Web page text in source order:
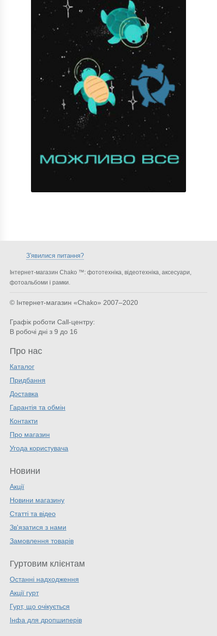
З'явилися питання?
Інтернет-магазин Chako ™: фототехніка, відеотехніка, аксесуари,
фотоальбоми і рамки.
© Інтернет-магазин «Chako» 2007–2020
Графік роботи Call-центру:
В робочі дні з 9 до 16
Про нас
Каталог
Придбання
Доставка
Гарантія та обмін
Контакти
Про магазин
Угода користувача
Новини
Акції
Новини магазину
Статті та відео
Зв'язатися з нами
Замовлення товарів
Гуртовим клієнтам
Останні надходження
Акції гурт
Гурт, що очікується
Інфа для дропшиперів